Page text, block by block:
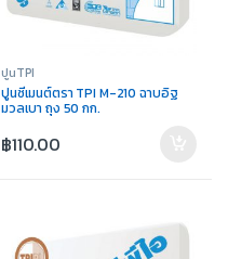
ปูนTPI
ปูนซีเมนต์ตรา TPI M-210 ฉาบอิฐ
มวลเบา ถุง 50 กก.
฿110.00